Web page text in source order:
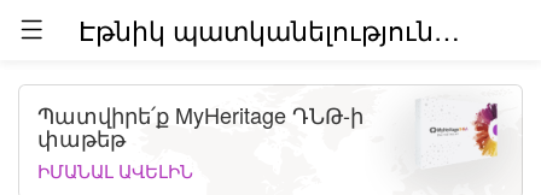
Էթնիկ պատկանելություններն աշխարհում (բետա)
Պատվիրե՛ք MyHeritage ԴՆԹ-ի
փաթեթ
ԻՄԱՆԱԼ ԱՎԵԼԻՆ